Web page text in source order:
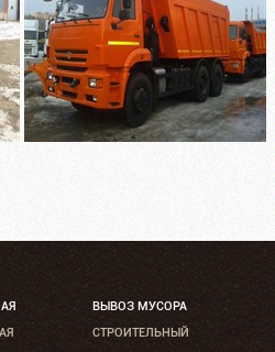
ВЫВОЗ МУСОРА
СТРОИТЕЛЬНЫЙ